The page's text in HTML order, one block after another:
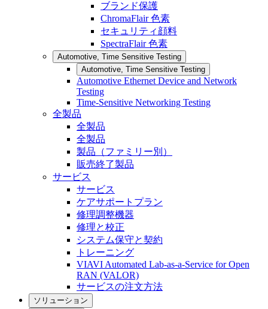
ブランド保護
ChromaFlair 色素
セキュリティ顔料
SpectraFlair 色素
Automotive, Time Sensitive Testing
Automotive, Time Sensitive Testing
Automotive Ethernet Device and Network
Testing
Time-Sensitive Networking Testing
全製品
全製品
全製品
製品（ファミリー別）
販売終了製品
サービス
サービス
ケアサポートプラン
修理調整機器
修理と校正
システム保守と契約
トレーニング
VIAVI Automated Lab-as-a-Service for Open
RAN (VALOR)
サービスの注文方法
ソリューション